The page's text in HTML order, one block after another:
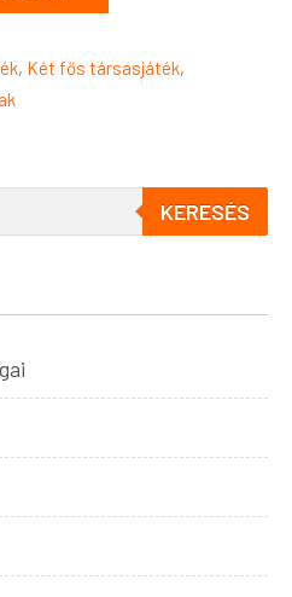
, Két fős társasjáték,
KERESÉS